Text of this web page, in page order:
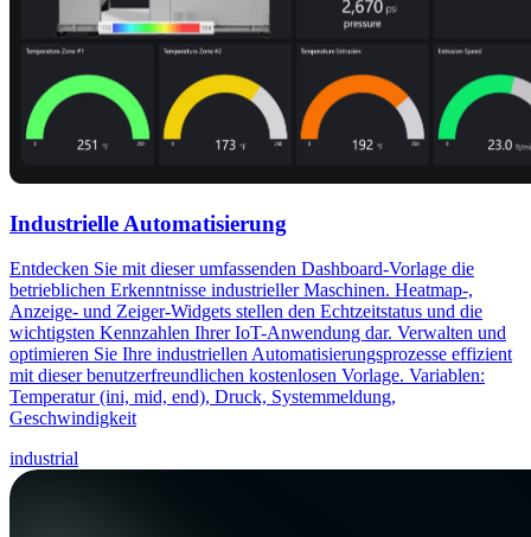
Industrielle Automatisierung
Entdecken Sie mit dieser umfassenden Dashboard-Vorlage die
betrieblichen Erkenntnisse industrieller Maschinen. Heatmap-,
Anzeige- und Zeiger-Widgets stellen den Echtzeitstatus und die
wichtigsten Kennzahlen Ihrer IoT-Anwendung dar. Verwalten und
optimieren Sie Ihre industriellen Automatisierungsprozesse effizient
mit dieser benutzerfreundlichen kostenlosen Vorlage. Variablen:
Temperatur (ini, mid, end), Druck, Systemmeldung,
Geschwindigkeit
industrial